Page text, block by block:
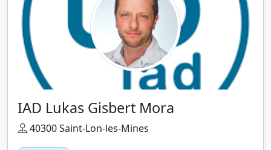
IAD Lukas Gisbert Mora
40300 Saint-Lon-les-Mines